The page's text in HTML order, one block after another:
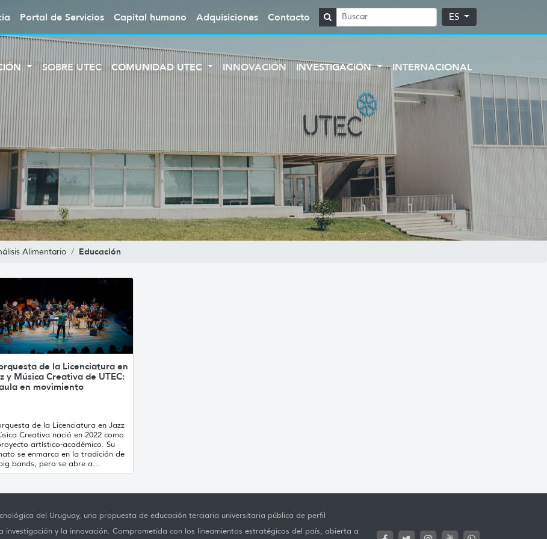
Portal de Servicios Capital humano Adquisiciones Contacto ES
SOBRE UTEC COMUNIDAD UTEC INNOVACIÓN INVESTIGACIÓN INTERNACIONAL
Alimentario Educación
de la Licenciatura en
y Música Creativa de UTEC:
en movimiento
de la Licenciatura en Jazz
Creativa nació en 2022 como
artístico-académico. Su
se enmarca en la tradición de
bands, pero se abre a...
del Uruguay, una propuesta de educación terciaria universitaria pública de perfil
investigación y la innovación. Comprometida con los lineamientos estratégicos del país, abierta a